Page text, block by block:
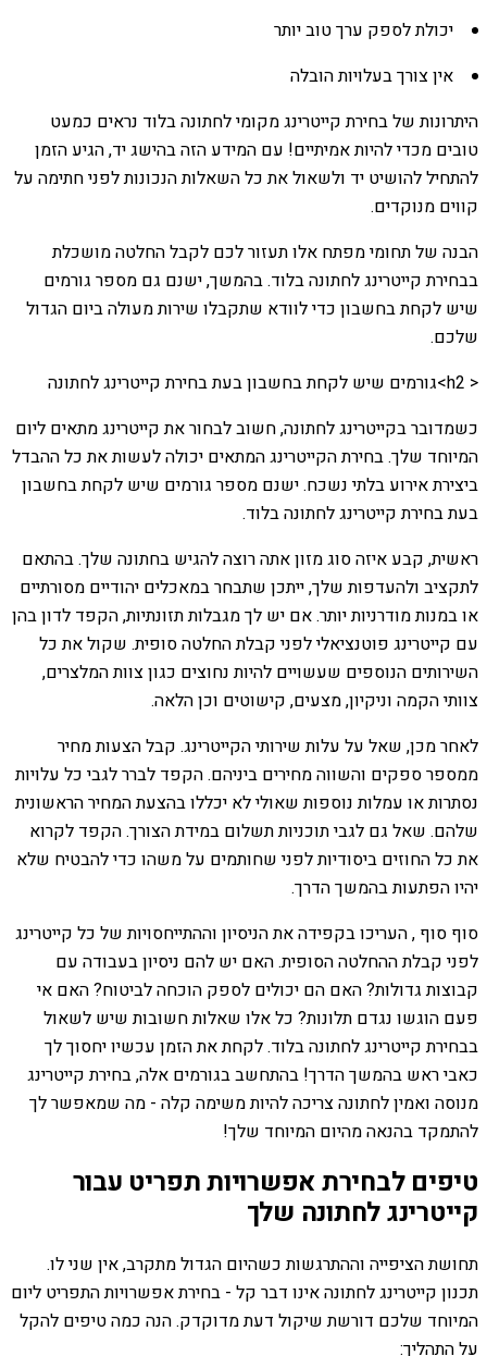
יכולת לספק ערך טוב יותר
אין צורך בעלויות הובלה
היתרונות של בחירת קייטרינג מקומי לחתונה בלוד נראים כמעט
טובים מכדי להיות אמיתיים! עם המידע הזה בהישג יד, הגיע הזמן
להתחיל להושיט יד ולשאול את כל השאלות הנכונות לפני חתימה על
קווים מנוקדים.
הבנה של תחומי מפתח אלו תעזור לכם לקבל החלטה מושכלת
בבחירת קייטרינג לחתונה בלוד. בהמשך, ישנם גם מספר גורמים
שיש לקחת בחשבון כדי לוודא שתקבלו שירות מעולה ביום הגדול
שלכם.
< h2>גורמים שיש לקחת בחשבון בעת בחירת קייטרינג לחתונה
כשמדובר בקייטרינג לחתונה, חשוב לבחור את קייטרינג מתאים ליום
המיוחד שלך. בחירת הקייטרינג המתאים יכולה לעשות את כל ההבדל
ביצירת אירוע בלתי נשכח. ישנם מספר גורמים שיש לקחת בחשבון
בעת בחירת קייטרינג לחתונה בלוד.
ראשית, קבע איזה סוג מזון אתה רוצה להגיש בחתונה שלך. בהתאם
לתקציב ולהעדפות שלך, ייתכן שתבחר במאכלים יהודיים מסורתיים
או במנות מודרניות יותר. אם יש לך מגבלות תזונתיות, הקפד לדון בהן
עם קייטרינג פוטנציאלי לפני קבלת החלטה סופית. שקול את כל
השירותים הנוספים שעשויים להיות נחוצים כגון צוות המלצרים,
צוותי הקמה וניקיון, מצעים, קישוטים וכן הלאה.
לאחר מכן, שאל על עלות שירותי הקייטרינג. קבל הצעות מחיר
ממספר ספקים והשווה מחירים ביניהם. הקפד לברר לגבי כל עלויות
נסתרות או עמלות נוספות שאולי לא יכללו בהצעת המחיר הראשונית
שלהם. שאל גם לגבי תוכניות תשלום במידת הצורך. הקפד לקרוא
את כל החוזים ביסודיות לפני שחותמים על משהו כדי להבטיח שלא
יהיו הפתעות בהמשך הדרך.
סוף סוף , העריכו בקפידה את הניסיון וההתייחסויות של כל קייטרינג
לפני קבלת ההחלטה הסופית. האם יש להם ניסיון בעבודה עם
קבוצות גדולות? האם הם יכולים לספק הוכחה לביטוח? האם אי
פעם הוגשו נגדם תלונות? כל אלו שאלות חשובות שיש לשאול
בבחירת קייטרינג לחתונה בלוד. לקחת את הזמן עכשיו יחסוך לך
כאבי ראש בהמשך הדרך! בהתחשב בגורמים אלה, בחירת קייטרינג
מנוסה ואמין לחתונה צריכה להיות משימה קלה - מה שמאפשר לך
להתמקד בהנאה מהיום המיוחד שלך!
טיפים לבחירת אפשרויות תפריט עבור
קייטרינג לחתונה שלך
תחושת הציפייה וההתרגשות כשהיום הגדול מתקרב, אין שני לו.
תכנון קייטרינג לחתונה אינו דבר קל - בחירת אפשרויות התפריט ליום
המיוחד שלכם דורשת שיקול דעת מדוקדק. הנה כמה טיפים להקל
על התהליך: